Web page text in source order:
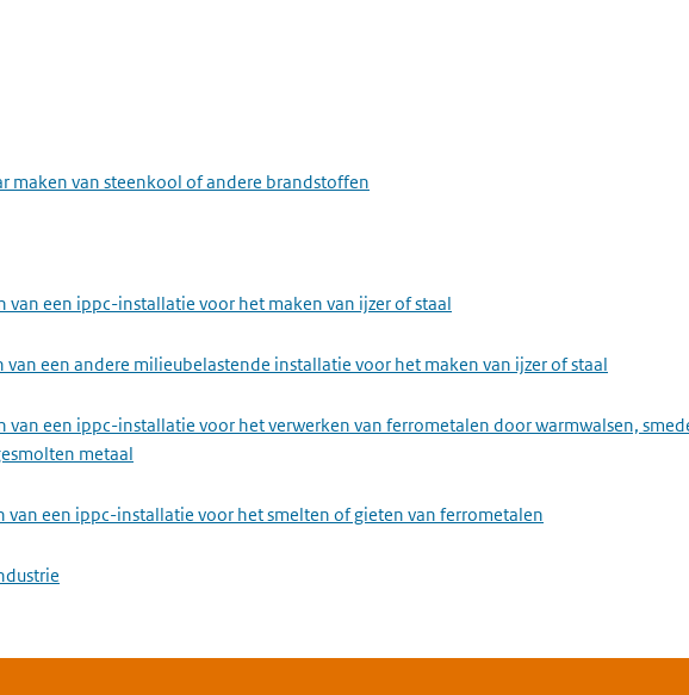
maken van steenkool of andere brandstoffen
van een ippc-installatie voor het maken van ijzer of staal
een andere milieubelastende installatie voor het maken van ijzer of staal
van een ippc-installatie voor het verwerken van ferrometalen door warmwalsen,
metaal
van een ippc-installatie voor het smelten of gieten van ferrometalen